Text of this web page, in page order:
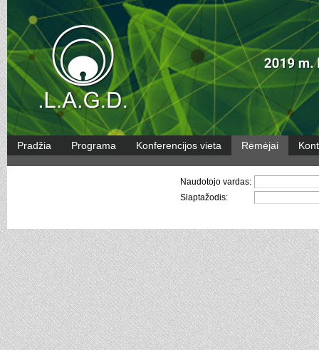
Pradžia Programa Konferencijos vieta Rėmėjai
Naudotojo vardas:
Slaptažodis: